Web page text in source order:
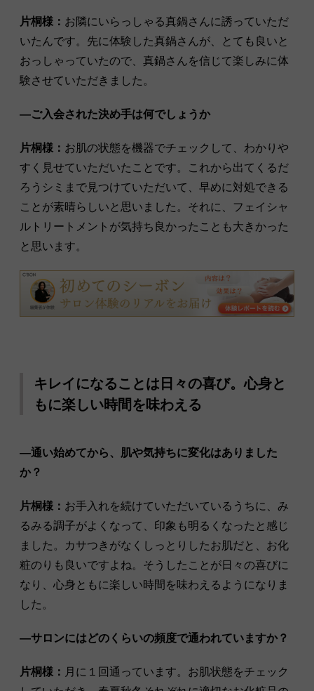
片桐様： お隣にいらっしゃる真鍋さんに誘っていただ
いたんです。先に体験した真鍋さんが、とても良いと
おっしゃっていたので、真鍋さんを信じて楽しみに体
験させていただきました。
―ご入会された決め手は何でしょうか
片桐様： お肌の状態を機器でチェックして、わかりや
すく見せていただいたことです。これから出てくるだ
ろうシミまで見つけていただいて、早めに対処できる
ことが素晴らしいと思いました。それに、フェイシャ
ルトリートメントが気持ち良かったことも大きかった
と思います。
キレイになることは日々の喜び。心身と
もに楽しい時間を味わえる
―通い始めてから、肌や気持ちに変化はありました
か？
片桐様： お手入れを続けていただいているうちに、み
るみる調子がよくなって、印象も明るくなったと感じ
ました。カサつきがなくしっとりしたお肌だと、お化
粧のりも良いですよね。そうしたことが日々の喜びに
なり、心身ともに楽しい時間を味わえるようになりま
した。
―サロンにはどのくらいの頻度で通われていますか？
片桐様： 月に１回通っています。お肌状態をチェック